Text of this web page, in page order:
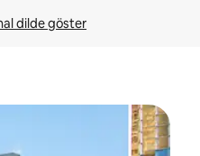
dilde göster